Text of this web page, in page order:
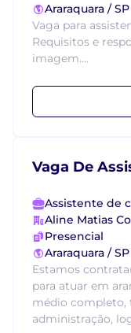
Araraquara / SP
Vaga para
Requisitos e
imagem....
Vaga De
Assistente de
Aline Matias
Presencial
Araraquara / SP
Estamos
para atuar em
médio completo,
administração,